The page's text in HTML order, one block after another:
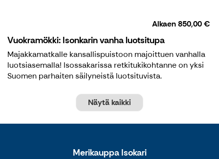
Alkaen850,00 €
Vuokramökki: Isonkarin vanha luotsitupa
Majakkamatkalle kansallispuistoon majoittuen vanhalla
luotsiasemalla! Isossakarissa retkitukikohtanne on yksi
Suomen parhaiten säilyneistä luotsituvista.
Näytä kaikki
Merikauppa Isokari